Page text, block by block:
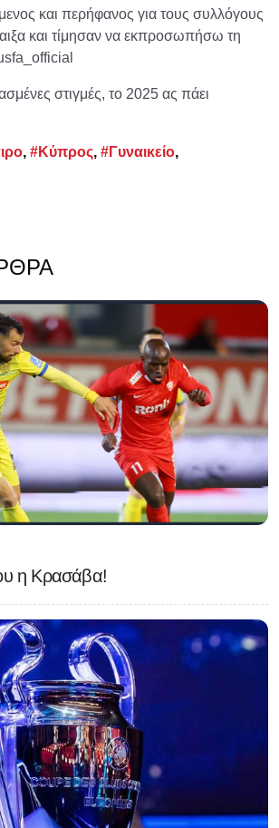
και περήφανος για τους συλλόγους
και τίμησαν να εκπροσωπήσω τη
στιγμές, το 2025 ας πάει
, #Κύπρος, #Γυναικείο,
η Κρασάβα!